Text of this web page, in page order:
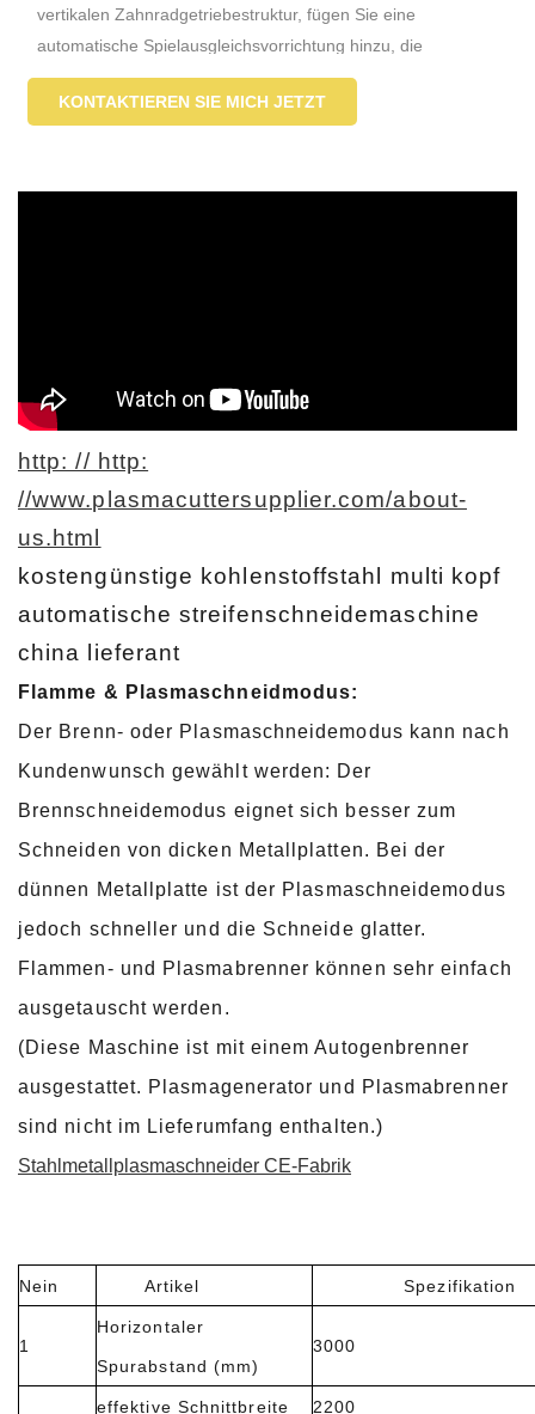
vertikalen Zahnradgetriebestruktur, fügen Sie eine
automatische Spielausgleichsvorrichtung hinzu, die
Getriebestruktur kann NC-Systemanweisungen genau
ausführen
KONTAKTIEREN SIE MICH JETZT
http: // http:
//www.plasmacuttersupplier.com/about-
us.html
kostengünstige kohlenstoffstahl multi kopf
automatische streifenschneidemaschine
china lieferant
Flamme & Plasmaschneidmodus:
Der Brenn- oder Plasmaschneidemodus kann nach
Kundenwunsch gewählt werden: Der
Brennschneidemodus eignet sich besser zum
Schneiden von dicken Metallplatten. Bei der
dünnen Metallplatte ist der Plasmaschneidemodus
jedoch schneller und die Schneide glatter.
Flammen- und Plasmabrenner können sehr einfach
ausgetauscht werden.
(Diese Maschine ist mit einem Autogenbrenner
ausgestattet. Plasmagenerator und Plasmabrenner
sind nicht im Lieferumfang enthalten.)
Stahlmetallplasmaschneider CE-Fabrik
Nein Artikel Spezifikation
1
Horizontaler
Spurabstand (mm)
3000
effektive Schnittbreite 2200